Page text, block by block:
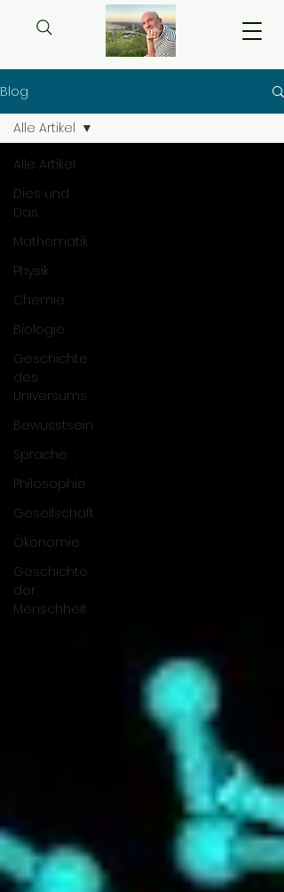
Blog
Alle Artikel
Dies und
Das
Mathematik
Physik
Chemie
Biologie
Geschichte
des
Universums
Bewusstsein
Sprache
Philosophie
Gesellschaft
Ökonomie
Geschichte
der
Menschheit
Alle Artikel